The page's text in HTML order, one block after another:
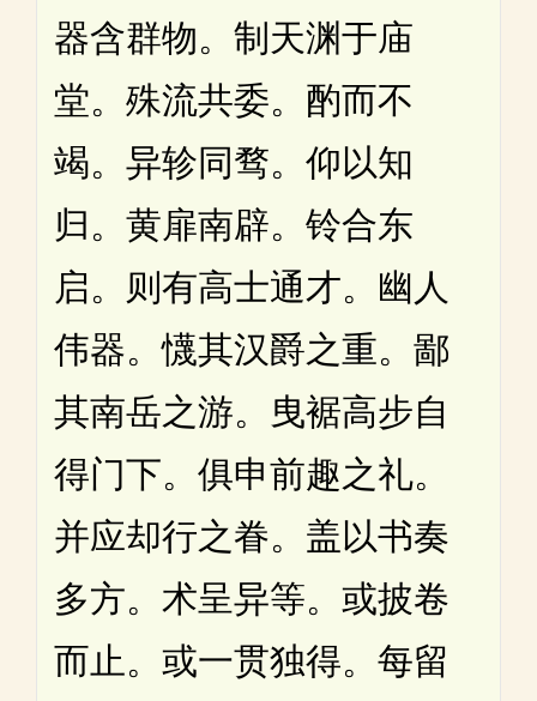
器含群物。制天渊于庙
堂。殊流共委。酌而不
竭。异轸同骛。仰以知
归。黄扉南辟。铃合东
启。则有高士通才。幽人
伟器。懱其汉爵之重。鄙
其南岳之游。曳裾高步自
得门下。俱申前趣之礼。
并应却行之眷。盖以书奏
多方。术呈异等。或披卷
而止。或一贯独得。每留